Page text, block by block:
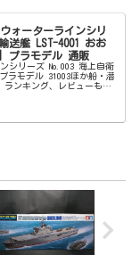
ォーターラインシリ
送艦 LST-4001 おお
プラモデル 通販
シリーズ No.003 海上自衛
ラモデル 31003ほか船・潜
ランキング、レビューも充